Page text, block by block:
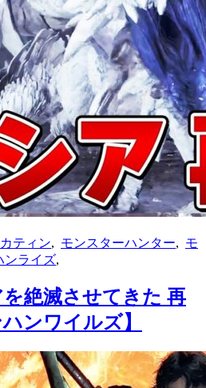
ティン モンスターハンター
モ
ンライズ
絶滅させてきた 再
ンワイルズ】